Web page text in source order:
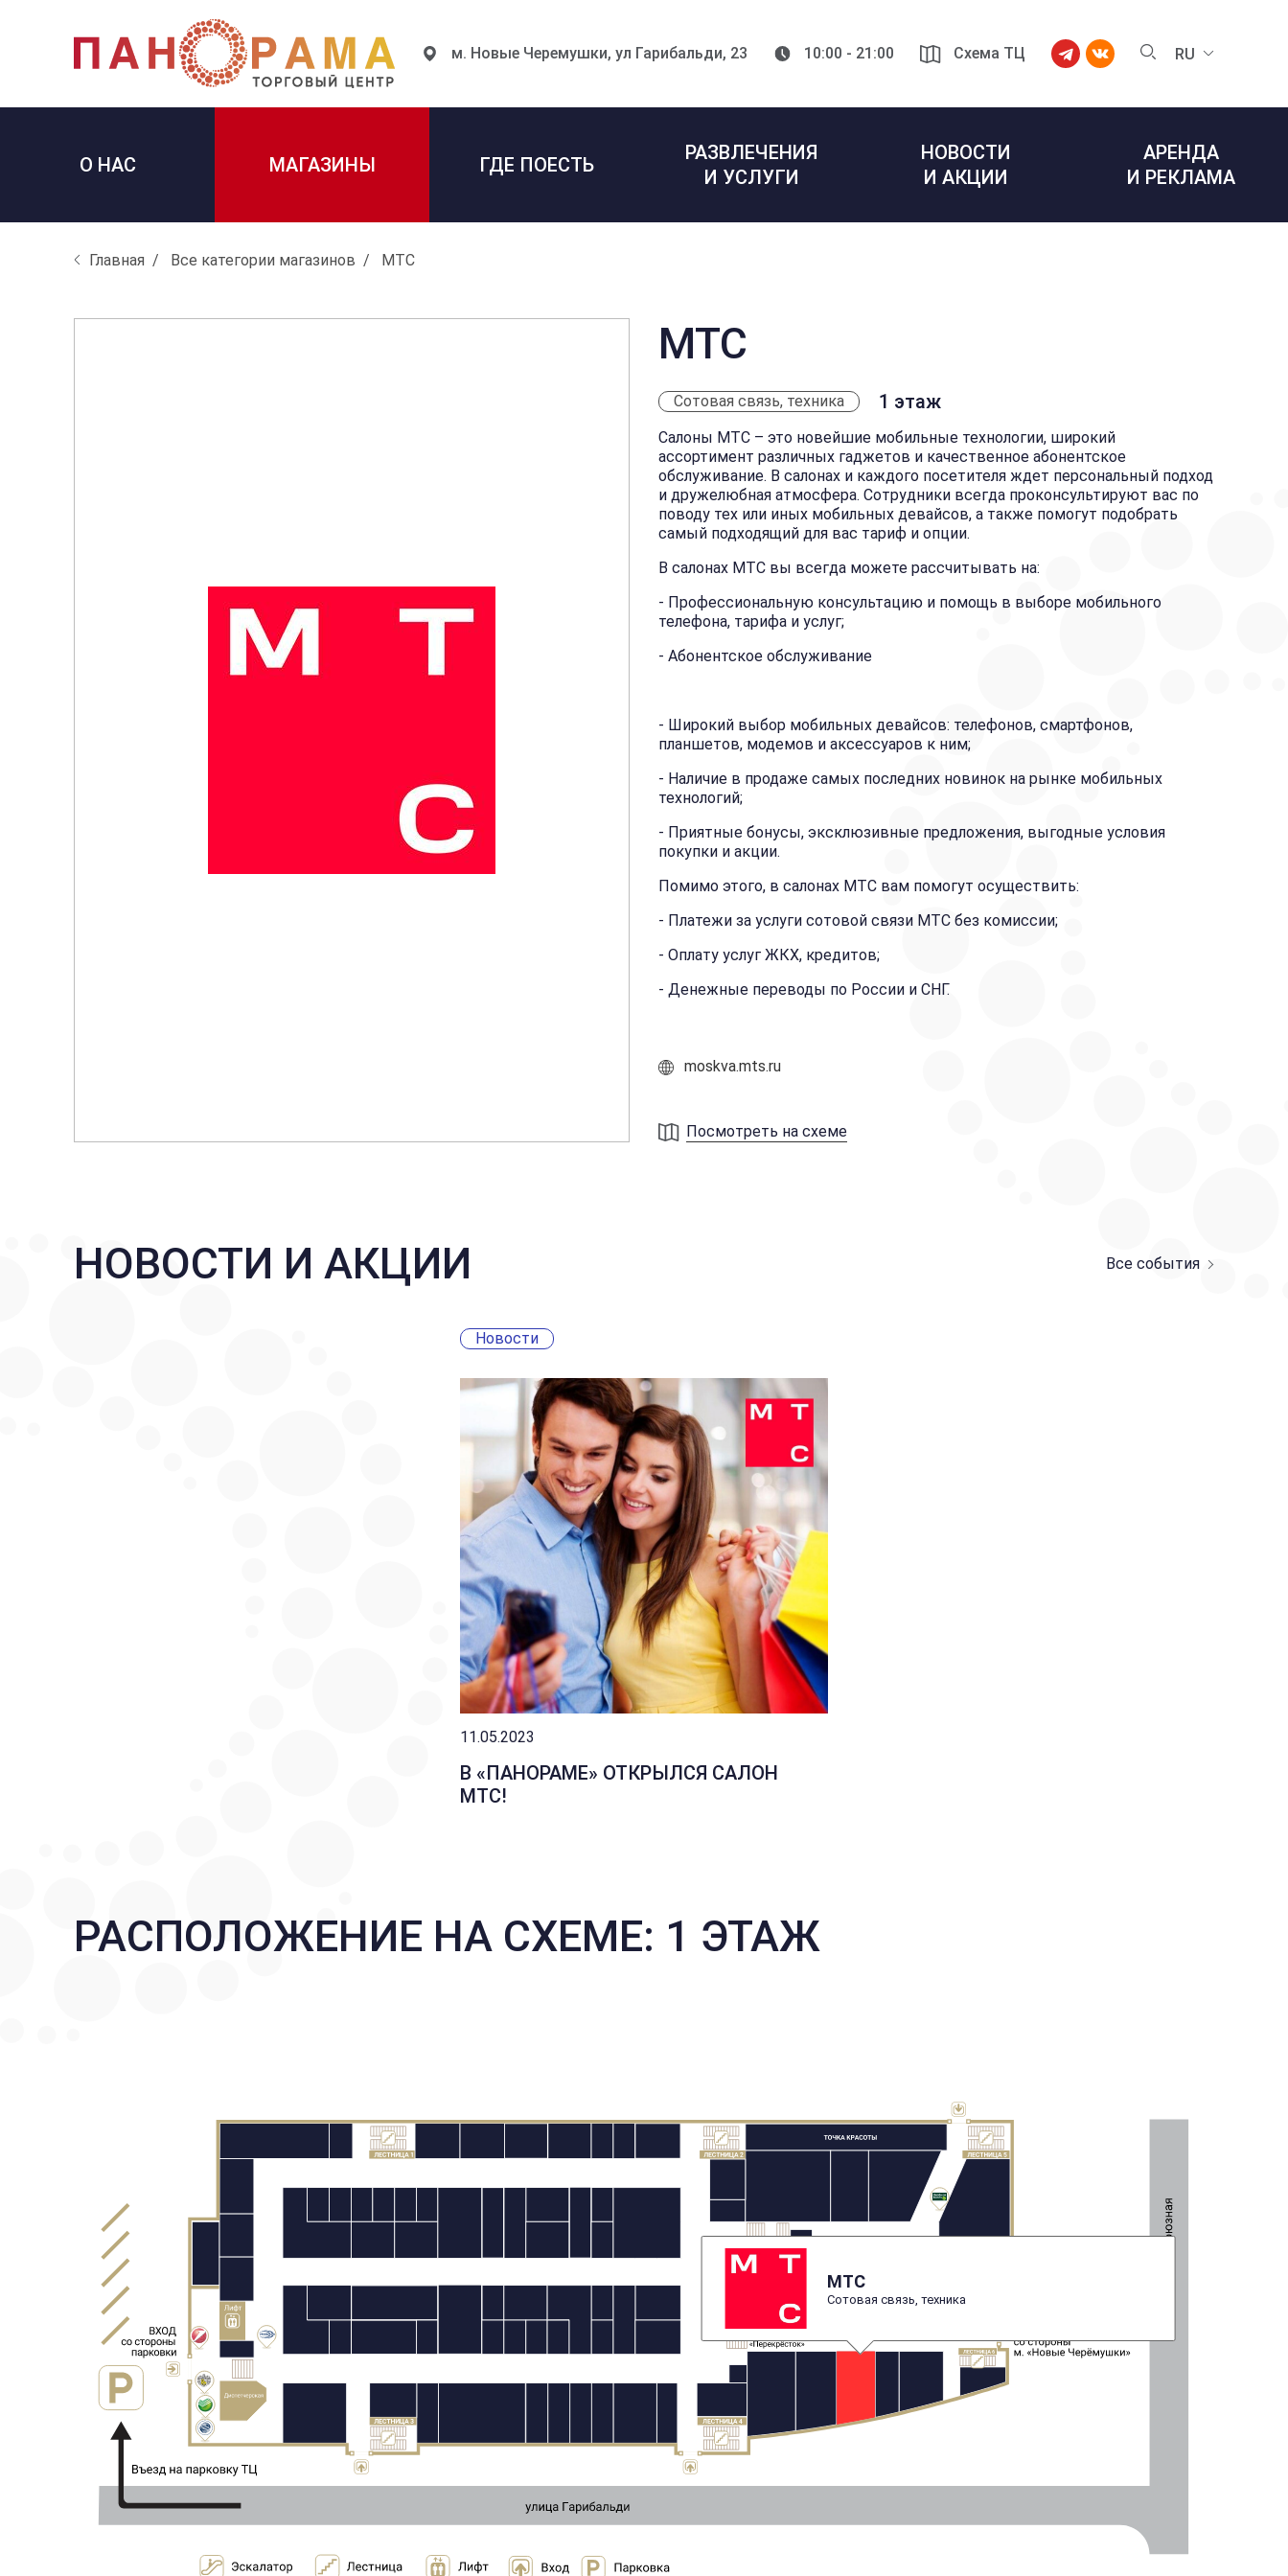
м. Новые Черемушки, ул Гарибальди, 23 10:00 - 21:00 Схема ТЦ RU
О НАС МАГАЗИНЫ ГДЕ ПОЕСТЬ
РАЗВЛЕЧЕНИЯ
И УСЛУГИ
НОВОСТИ
И АКЦИИ
АРЕНДА
И РЕКЛАМА
Главная Все категории магазинов МТС
МТС
Сотовая связь, техника 1 этаж
Салоны МТС – это новейшие мобильные технологии, широкий
ассортимент различных гаджетов и качественное абонентское
обслуживание. В салонах и каждого посетителя ждет персональный подход
и дружелюбная атмосфера. Сотрудники всегда проконсультируют вас по
поводу тех или иных мобильных девайсов, а также помогут подобрать
самый подходящий для вас тариф и опции.
В салонах МТС вы всегда можете рассчитывать на:
- Профессиональную консультацию и помощь в выборе мобильного
телефона, тарифа и услуг;
- Абонентское обслуживание
- Широкий выбор мобильных девайсов: телефонов, смартфонов,
планшетов, модемов и аксессуаров к ним;
- Наличие в продаже самых последних новинок на рынке мобильных
технологий;
- Приятные бонусы, эксклюзивные предложения, выгодные условия
покупки и акции.
Помимо этого, в салонах МТС вам помогут осуществить:
- Платежи за услуги сотовой связи МТС без комиссии;
- Оплату услуг ЖКХ, кредитов;
- Денежные переводы по России и СНГ.
moskva.mts.ru
Посмотреть на схеме
НОВОСТИ И АКЦИИ Все события
Новости
11.05.2023
В «ПАНОРАМЕ» ОТКРЫЛСЯ САЛОН
МТС!
РАСПОЛОЖЕНИЕ НА СХЕМЕ: 1 ЭТАЖ
МТС
Сотовая связь, техника